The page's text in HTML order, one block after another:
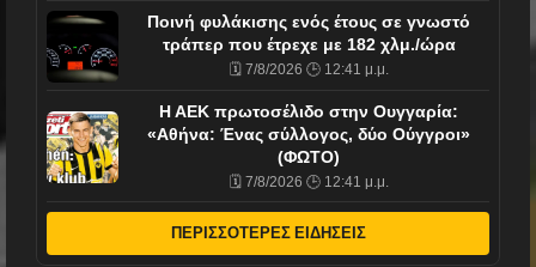
Ποινή φυλάκισης ενός έτους σε γνωστό
τράπερ που έτρεχε με 182 χλμ./ώρα
🗓️ 7/8/2026 🕒 12:41 μ.μ.
Η ΑΕΚ πρωτοσέλιδο στην Ουγγαρία:
«Αθήνα: Ένας σύλλογος, δύο Ούγγροι»
(ΦΩΤΟ)
🗓️ 7/8/2026 🕒 12:41 μ.μ.
ΠΕΡΙΣΣΟΤΕΡΕΣ ΕΙΔΗΣΕΙΣ